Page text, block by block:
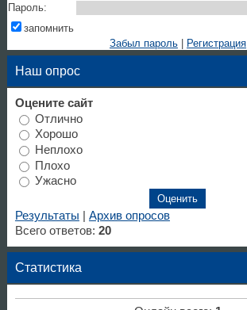
Пароль:
запомнить
Забыл пароль| Регистрация
Наш опрос
Оцените сайт
Отлично
Хорошо
Неплохо
Плохо
Ужасно
Результаты
Архив опросов
Всего ответов: 20
Статистика